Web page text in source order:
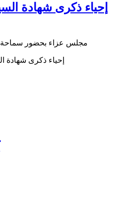
إحياء ذكرى شهادة
مجلس عزاء بحضور سماحة